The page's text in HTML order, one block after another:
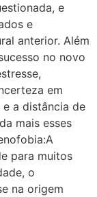
e
e
anterior. Além
no novo
em
a distância de
mais esses
para muitos
o
na origem